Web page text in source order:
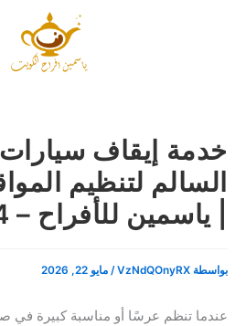
خدمة إيقاف
السالم لتنظيم
| ياسمين للأفراح – 67055034
بواسطة VzNdQOnyRX
/ مايو 22, 2026
عندما تنظم عرسًا أو مناسبة كبيرة في